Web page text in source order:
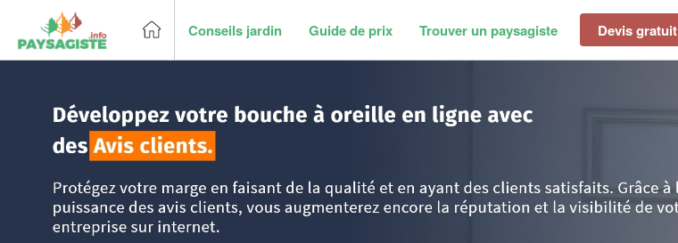
Conseils jardin Guide de prix Trouver un paysagiste Devis gratuit